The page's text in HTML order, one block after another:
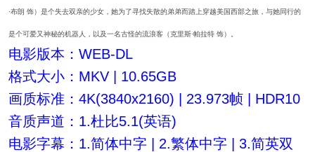
·布朗 饰）是个失去双亲的少女，她为了寻找失散的弟弟而踏上穿越美国西部之旅，与她同行的
是个可爱又神秘的机器人，以及一名古怪的流浪客（克里斯·帕拉特 饰）。
电影版本：WEB-DL
格式大小：MKV | 10.65GB
画质标准：4K(3840x2160) | 23.973帧 | HDR10
音质声道：1.杜比5.1(英语)
电影字幕：1.简体中字 | 2.繁体中字 | 3.简英双